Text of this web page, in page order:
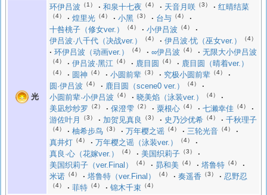
光
环伊吕波 （1） 和泉十七夜 （4） 天音月咲 （3） 红晴结菜
（4） 煌里光 （4） 小黑 （3） 台与 （4）
十咎桃子（修女ver.） （4） 小伊吕波 （4）
伊吕波·八千代（决战ver.） （4） 伊吕波·忧（巫女ver.） （4）
环伊吕波（动画ver.） （4） ∞伊吕波 （4） 无限大小伊吕波
（4） 伊吕波·黑江 （4） 鹿目圆 （4） 鹿目圆（晴着ver.）
（4） 圆神 （4） 小圆前辈 （3） 究极小圆前辈 （4）
圆·伊吕波 （4） 鹿目圆（scene0 ver.） （4）
小圆前辈·小伊吕波 （4） 晓美焰（泳装ver.） （4）
美凪纱纱罗 （2） 保澄雫 （2） 粟根心 （4） 七濑幸佳 （4）
游佐叶月 （3） 加贺见真良 （3） 史乃沙优希 （4） 千秋理子
（4） 柚希步鸟 （3） 万年樱之谣 （4） 三轮光音 （4）
真井灯 （4） 万年樱之谣（泳装ver.） （4）
真良·心（花嫁ver.） （4） 美国织莉子 （3）
美国织莉子（ver.Final） （4） 昴和美 （4） 塔鲁特 （4）
米诺 （4） 塔鲁特（ver.Final） （4） 奏遥香 （3） 忍野忍
（4） 菲特 （4） 锦木千束 （4）